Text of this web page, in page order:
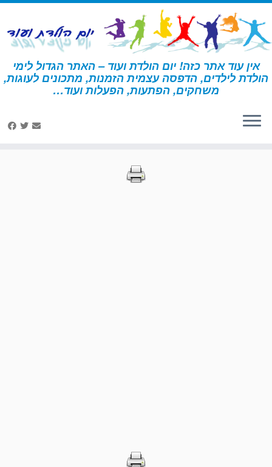
דלג
לתוכן
אין עוד אתר כזה! יום הולדת ועוד – האתר הגדול לימי
הולדת לילדים, הדפסה עצמית הזמנות, מתכונים לעוגות,
משחקים, הפתעות, הפעלות ועוד… דף הבית » הדפסות – בעלי חיים 2 » עמוד 56
הדפסות – בעלי חיים 2